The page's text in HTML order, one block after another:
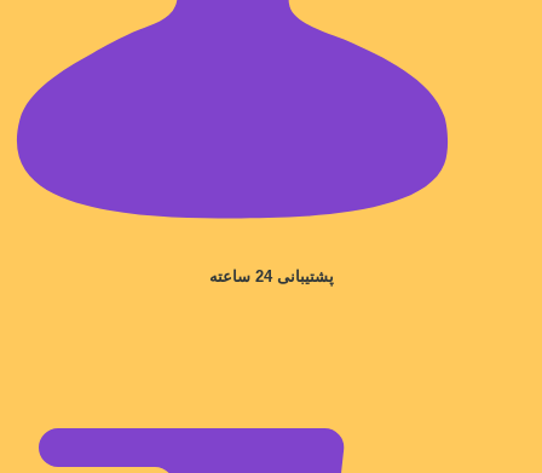
پشتیبانی 24 ساعته